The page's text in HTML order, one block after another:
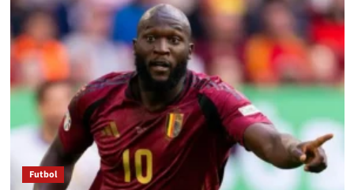
Futbol